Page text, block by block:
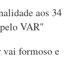
aos 34
VAR"
formoso e